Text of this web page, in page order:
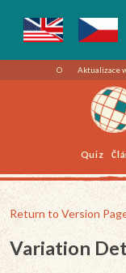
O Aktualizace
Quiz
Return to Version
Variation